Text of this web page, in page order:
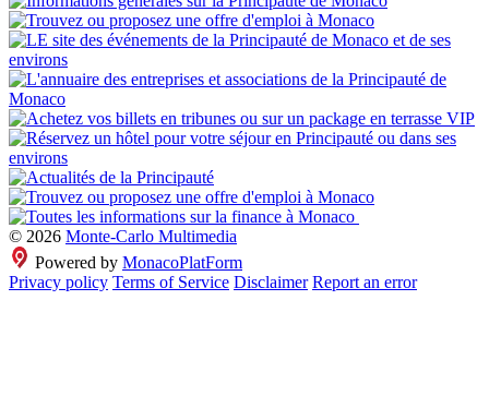
© 2026 Monte-Carlo Multimedia
Powered by MonacoPlatForm
Privacy policy Terms of Service Disclaimer Report an error